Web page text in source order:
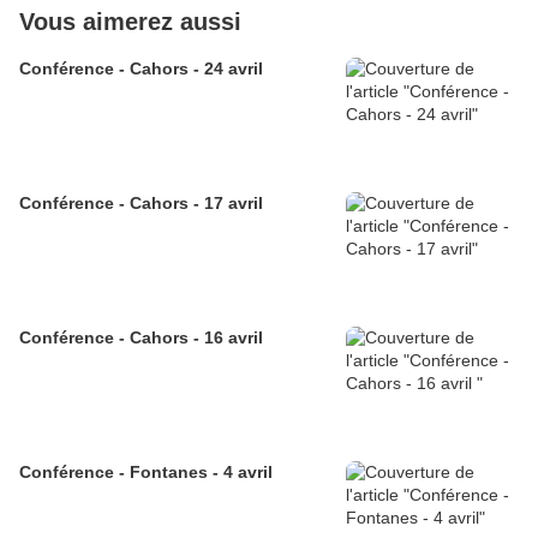
Vous aimerez aussi
Conférence - Cahors - 24 avril
Conférence - Cahors - 17 avril
Conférence - Cahors - 16 avril
Conférence - Fontanes - 4 avril